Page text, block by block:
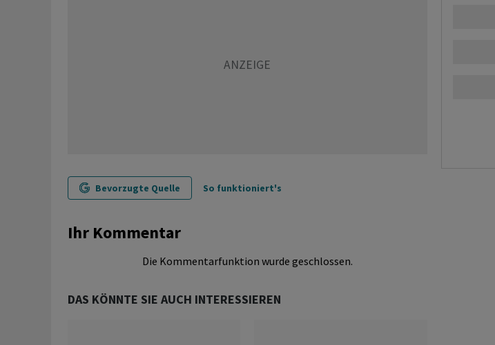
Bevorzugte Quelle So funktioniert's
Ihr Kommentar
Die Kommentarfunktion wurde geschlossen.
DAS KÖNNTE SIE AUCH INTERESSIEREN